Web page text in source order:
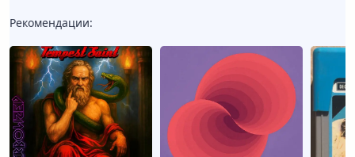
Рекомендации: